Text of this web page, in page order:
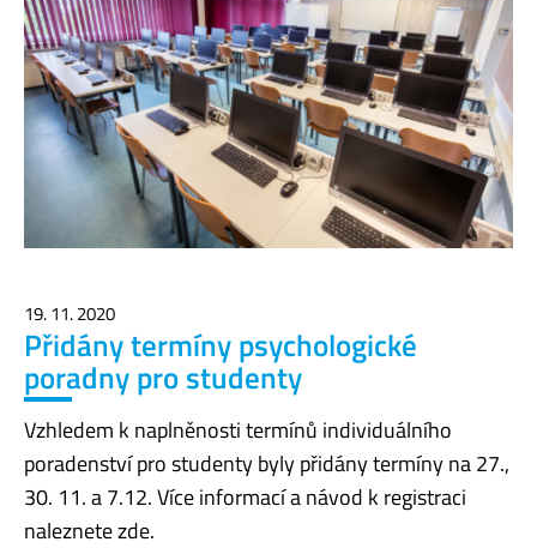
19. 11. 2020
Přidány termíny psychologické
poradny pro studenty
Vzhledem k naplněnosti termínů individuálního
poradenství pro studenty byly přidány termíny na 27.,
30. 11. a 7.12. Více informací a návod k registraci
naleznete zde.